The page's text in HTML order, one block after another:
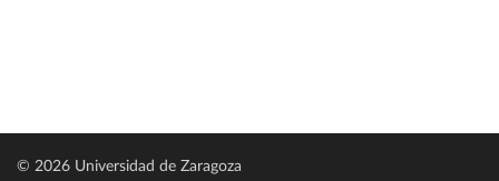
© 2026 Universidad de Zaragoza